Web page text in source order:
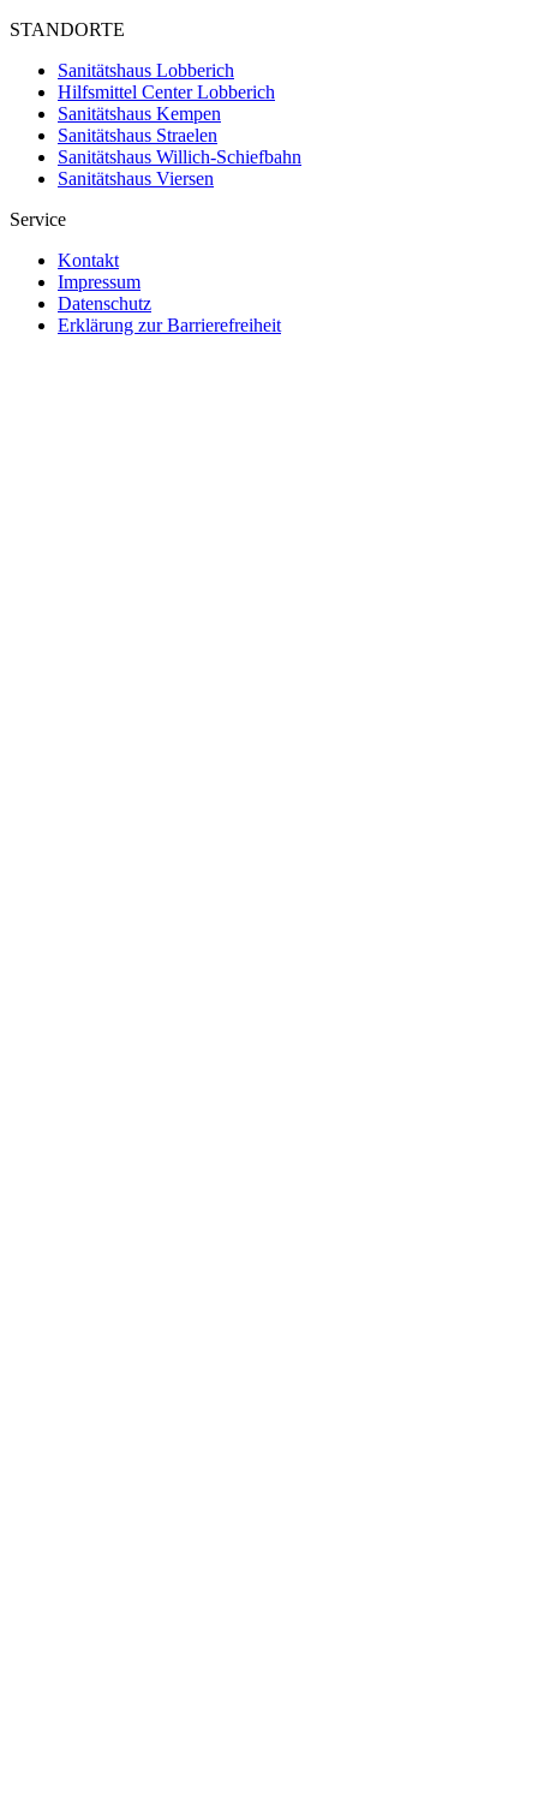
STANDORTE
Sanitätshaus Lobberich
Hilfsmittel Center Lobberich
Sanitätshaus Kempen
Sanitätshaus Straelen
Sanitätshaus Willich-Schiefbahn
Sanitätshaus Viersen
Service
Kontakt
Impressum
Datenschutz
Erklärung zur Barrierefreiheit